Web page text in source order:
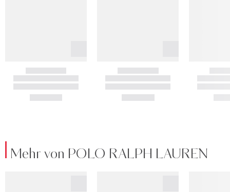
Mehr von POLO RALPH LAUREN